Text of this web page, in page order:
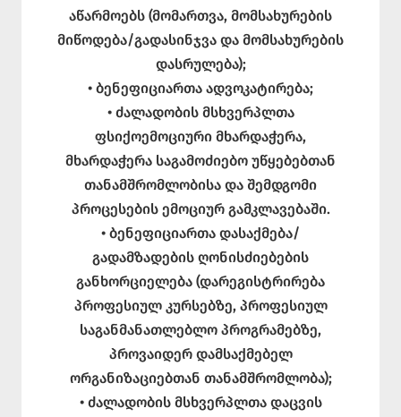
აწარმოებს (მომართვა, მომსახურების
მიწოდება/გადასინჯვა და მომსახურების
დასრულება);
• ბენეფიციართა ადვოკატირება;
• ძალადობის მსხვერპლთა
ფსიქოემოციური მხარდაჭერა,
მხარდაჭერა საგამოძიებო უწყებებთან
თანამშრომლობისა და შემდგომი
პროცესების ემოციურ გამკლავებაში.
• ბენეფიციართა დასაქმება/
გადამზადების ღონისძიებების
განხორციელება (დარეგისტრირება
პროფესიულ კურსებზე, პროფესიულ
საგანმანათლებლო პროგრამებზე,
პროვაიდერ დამსაქმებელ
ორგანიზაციებთან თანამშრომლობა);
• ძალადობის მსხვერპლთა დაცვის